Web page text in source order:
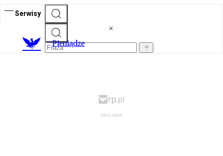
Serwisy
Pieniądze